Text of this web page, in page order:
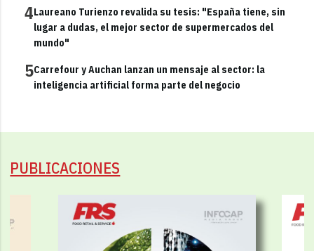
4Laureano Turienzo revalida su tesis: "España tiene, sin
lugar a dudas, el mejor sector de supermercados del
mundo"
5Carrefour y Auchan lanzan un mensaje al sector: la
inteligencia artificial forma parte del negocio
PUBLICACIONES